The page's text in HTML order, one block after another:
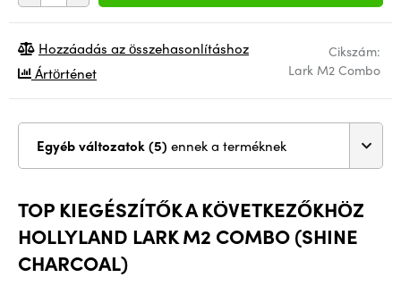
Cikszám:
Lark M2 Combo
Hozzáadás az összehasonlításhoz
Ártörténet
Egyéb változatok (5) ennek a terméknek
TOP KIEGÉSZÍTŐK A KÖVETKEZŐKHÖZ
HOLLYLAND LARK M2 COMBO (SHINE
CHARCOAL)